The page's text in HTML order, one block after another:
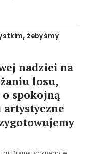
żebyśmy
nadziei na
losu,
spokojną
artystyczne